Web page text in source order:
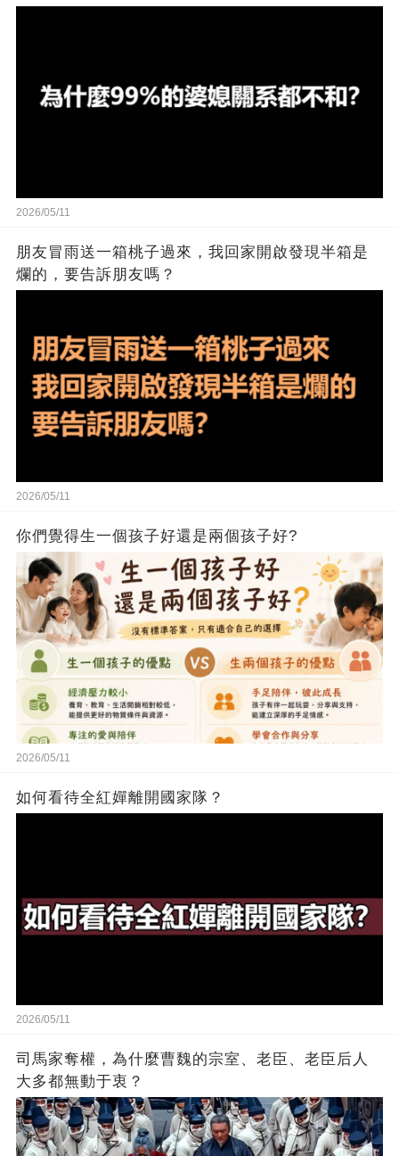
2026/05/11
朋友冒雨送一箱桃子過來，我回家開啟發現半箱是
爛的，要告訴朋友嗎？
2026/05/11
你們覺得生一個孩子好還是兩個孩子好?
2026/05/11
如何看待全紅嬋離開國家隊？
2026/05/11
司馬家奪權，為什麼曹魏的宗室、老臣、老臣后人
大多都無動于衷？